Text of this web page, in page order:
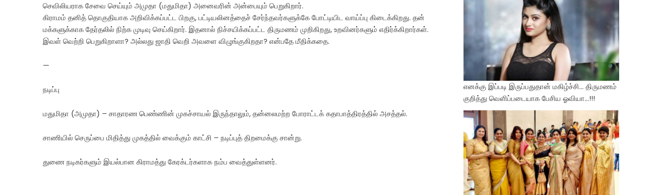
செவிலியராக சேவை செய்யும் அமுதா (மதுமிதா) அனைவரின் அன்பையும் பெறுகிறார்.
கிராமம் தனித் தொகுதியாக அறிவிக்கப்பட்ட பிறகு, பட்டியலினத்தைச் சேர்ந்தவர்களுக்கே போட்டியிட வாய்ப்பு கிடைக்கிறது. தன்
மக்களுக்காக தேர்தலில் நிற்க முடிவு செய்கிறார். இதனால் நிச்சயிக்கப்பட்ட திருமணம் முறிகிறது, உறவினர்களும் எதிர்க்கிறார்கள்.
இவள் வெற்றி பெறுகிறாளா? அல்லது ஜாதி வெறி அவளை விழுங்குகிறதா? என்பதே மீதிக்கதை.
—
நடிப்பு
மதுமிதா (அமுதா) – சாதாரண பெண்ணின் முகச்சாயல் இருந்தாலும், தன்னலமற்ற போராட்டக் கதாபாத்திரத்தில் அசத்தல்.
சாணியில் செருப்பை மிதித்து முகத்தில் வைக்கும் காட்சி – நடிப்புத் திறமைக்கு சான்று.
துணை நடிகர்களும் இயல்பான கிராமத்து கேரக்டர்களாக நம்ப வைத்துள்ளனர்.
எனக்கு இப்படி இருப்பதுதான் மகிழ்ச்சி… திருமணம்
குறித்து வெளிப்படையாக பேசிய ஓவியா…!!!